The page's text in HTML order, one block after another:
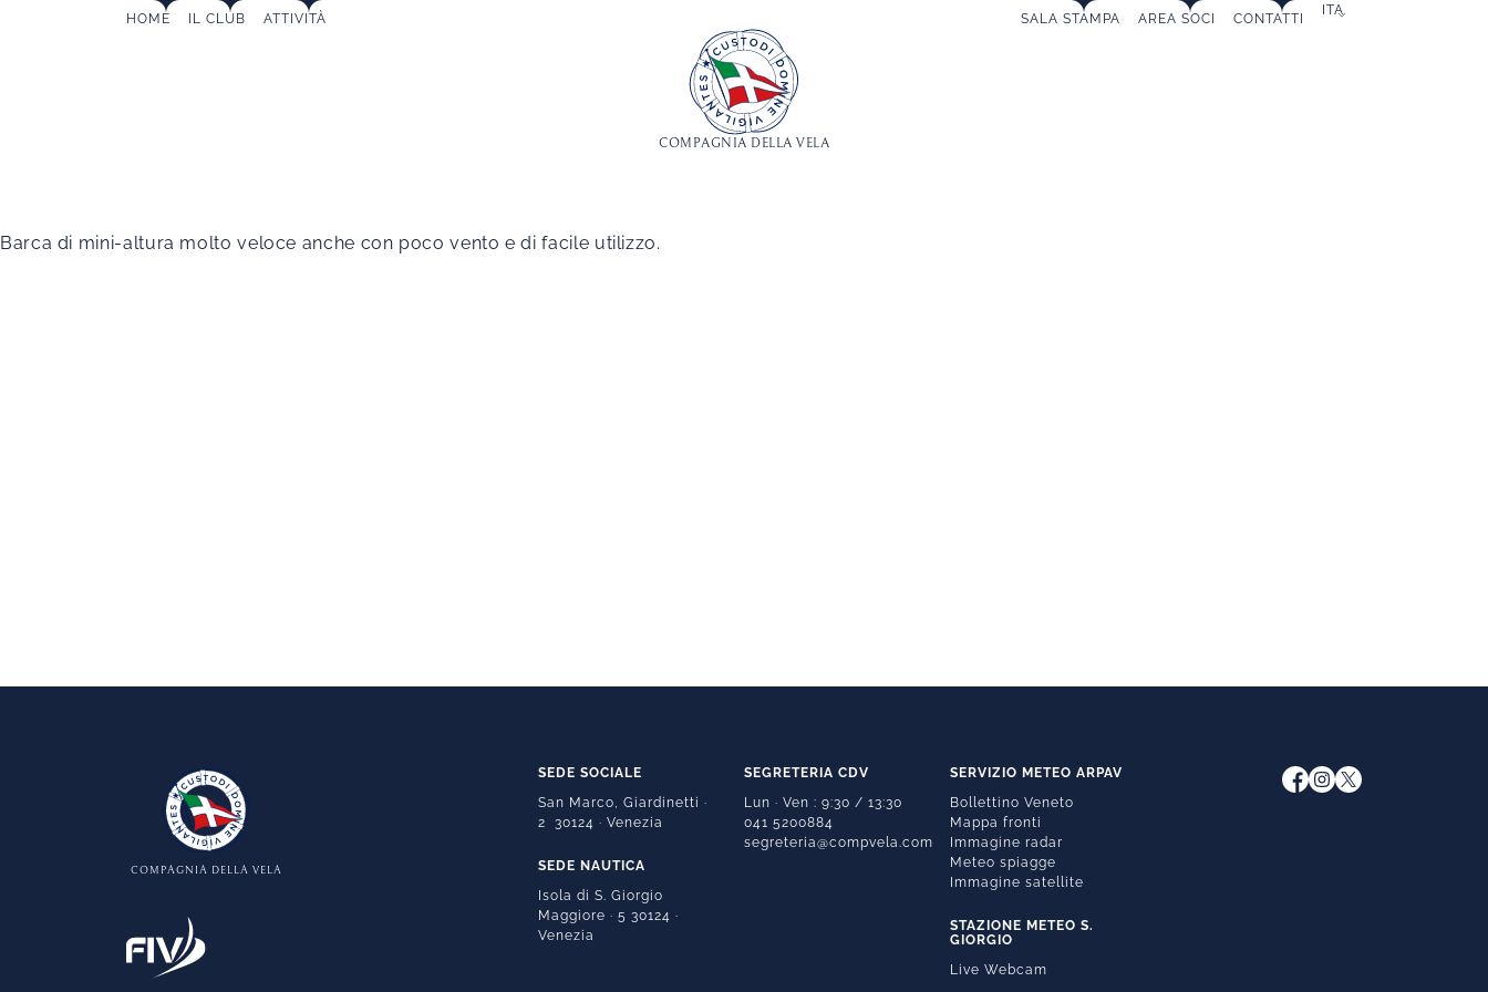
HOME IL CLUB ATTIVITÀ SALA STAMPA AREA SOCI CONTATTI
ITA
COMPAGNIA DELLA VELA
LASER
Barca di mini-altura molto veloce anche con poco vento e di facile utilizzo.
COMPAGNIA DELLA VELA
SEDE SOCIALE
San Marco, Giardinetti ·
2 30124 · Venezia
SEDE NAUTICA
Isola di S. Giorgio
Maggiore · 5 30124 ·
Venezia
SEGRETERIA CDV
Lun · Ven : 9:30 / 13:30
041 5200884
segreteria@compvela.com
SERVIZIO METEO ARPAV
Bollettino Veneto
Mappa fronti
Immagine radar
Meteo spiagge
Immagine satellite
STAZIONE METEO S.
GIORGIO
Live Webcam